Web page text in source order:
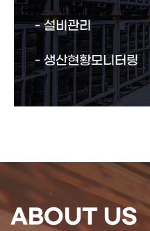
설비관리
생산현황모니터링
ABOUT US